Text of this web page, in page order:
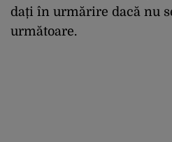
dați în urmărire dacă nu
următoare.